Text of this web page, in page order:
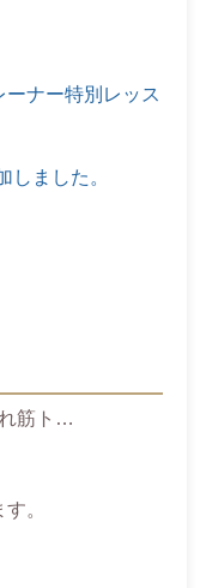
ナー特別レッス
しました。
れ筋ト…
。